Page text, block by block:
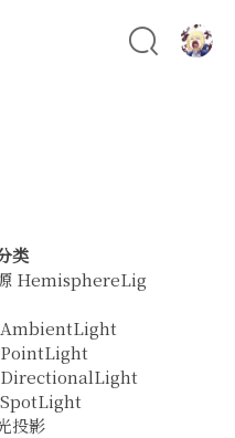
类
HemisphereLig
源的应用
的常用属性
源的代码示例
AmbientLight
的代码示例
和半球光源的区别
PointLight
的代码示例
DirectionalLight
代码示例
代码示例
投影